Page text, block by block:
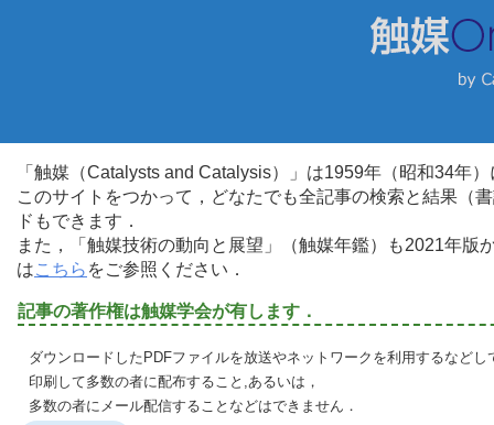
「触媒（Catalysts and Catalysis）」は1959年（昭和34年
このサイトをつかって，どなたでも全記事の検索と結果（
ドもできます．
また，「触媒技術の動向と展望」（触媒年鑑）も2021年
はこちら をご参照ください．
記事の著作権は触媒学会が有します．
ダウンロードしたPDFファイルを放送やネットワークを利用するなど
印刷して多数の者に配布すること,あるいは，
多数の者にメール配信することなどはできません．